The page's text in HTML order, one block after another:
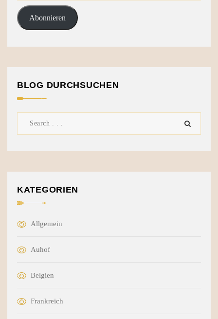
Abonnieren
BLOG DURCHSUCHEN
KATEGORIEN
Allgemein
Auhof
Belgien
Frankreich